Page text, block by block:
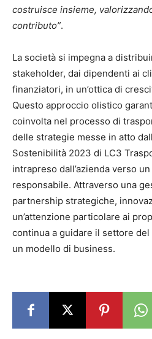
costruisce insieme,
contributo”.
La società si impegna a
stakeholder, dai dipendenti ai
finanziatori, in un’ottica di
Questo approccio olistico
coinvolta nel processo di
delle strategie messe in atto
Sostenibilità 2023 di LC3
intrapreso dall’azienda verso
responsabile. Attraverso una
partnership strategiche,
un’attenzione particolare ai
continua a guidare il settore
un modello di business.